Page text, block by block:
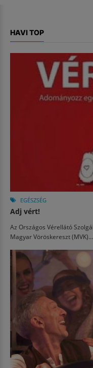
HAVI TOP
EGÉSZSÉG
Adj vért!
Az Országos Vérellátó
Magyar Vöröskereszt (MVK)...